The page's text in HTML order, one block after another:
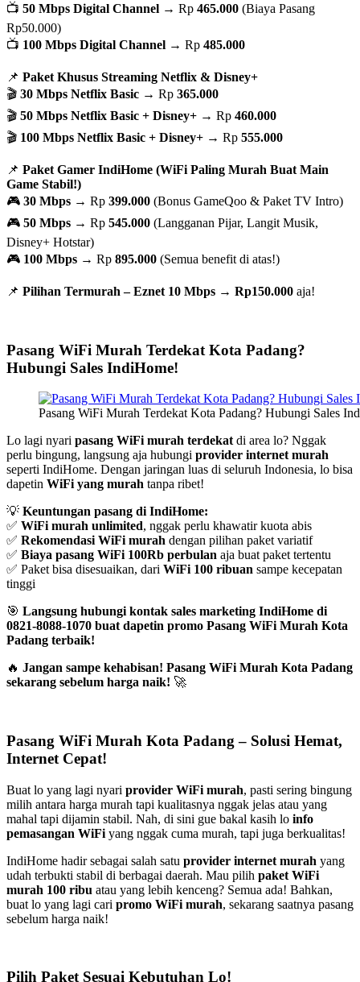
📺 50 Mbps Digital Channel → Rp 465.000 (Biaya Pasang
Rp50.000)
📺 100 Mbps Digital Channel → Rp 485.000
📌 Paket Khusus Streaming Netflix & Disney+
🎬 30 Mbps Netflix Basic → Rp 365.000
🎬 50 Mbps Netflix Basic + Disney+ → Rp 460.000
🎬 100 Mbps Netflix Basic + Disney+ → Rp 555.000
📌 Paket Gamer IndiHome (WiFi Paling Murah Buat Main
Game Stabil!)
🎮 30 Mbps → Rp 399.000 (Bonus GameQoo & Paket TV Intro)
🎮 50 Mbps → Rp 545.000 (Langganan Pijar, Langit Musik,
Disney+ Hotstar)
🎮 100 Mbps → Rp 895.000 (Semua benefit di atas!)
📌 Pilihan Termurah – Eznet 10 Mbps → Rp150.000 aja!
Pasang WiFi Murah Terdekat Kota Padang?
Hubungi Sales IndiHome!
Pasang WiFi Murah Terdekat Kota Padang? Hubungi Sales
Lo lagi nyari pasang WiFi murah terdekat di area lo? Nggak
perlu bingung, langsung aja hubungi provider internet murah
seperti IndiHome. Dengan jaringan luas di seluruh Indonesia, lo bisa
dapetin WiFi yang murah tanpa ribet!
💡 Keuntungan pasang di IndiHome:
✅ WiFi murah unlimited, nggak perlu khawatir kuota abis
✅ Rekomendasi WiFi murah dengan pilihan paket variatif
✅ Biaya pasang WiFi 100Rb perbulan aja buat paket tertentu
✅ Paket bisa disesuaikan, dari WiFi 100 ribuan sampe kecepatan
tinggi
🎯 Langsung hubungi kontak sales marketing IndiHome di
0821-8088-1070 buat dapetin promo Pasang WiFi Murah Kota
Padang terbaik!
🔥 Jangan sampe kehabisan! Pasang WiFi Murah Kota Padang
sekarang sebelum harga naik! 🚀
Pasang WiFi Murah Kota Padang – Solusi Hemat,
Internet Cepat!
Buat lo yang lagi nyari provider WiFi murah, pasti sering bingung
milih antara harga murah tapi kualitasnya nggak jelas atau yang
mahal tapi dijamin stabil. Nah, di sini gue bakal kasih lo info
pemasangan WiFi yang nggak cuma murah, tapi juga berkualitas!
IndiHome hadir sebagai salah satu provider internet murah yang
udah terbukti stabil di berbagai daerah. Mau pilih paket WiFi
murah 100 ribu atau yang lebih kenceng? Semua ada! Bahkan,
buat lo yang lagi cari promo WiFi murah, sekarang saatnya pasang
sebelum harga naik!
Pilih Paket Sesuai Kebutuhan Lo!